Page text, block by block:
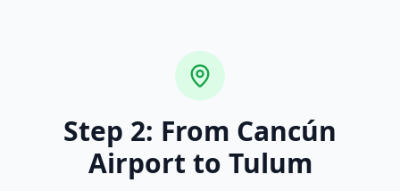
Step 2: From Cancún
Airport to Tulum